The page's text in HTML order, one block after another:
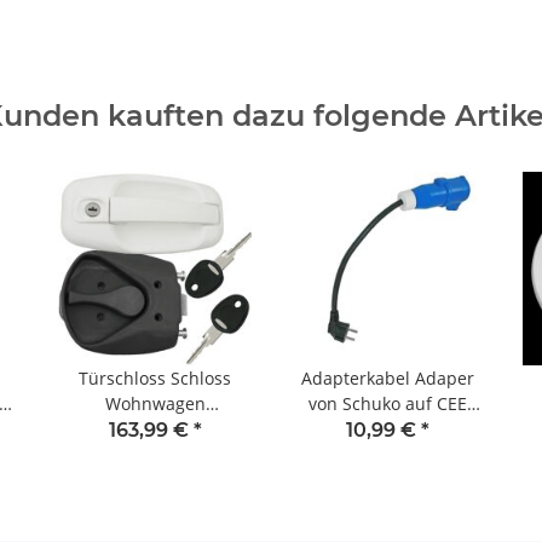
kauften dazu folgende
Türschloss Schloss
Wohnwagen
Wohnmobil Caravan FF-
163,99 € *
Adapterkabel Adaper
von Schuko auf CEE
Kupplung Wohnwagen
10,99 € *